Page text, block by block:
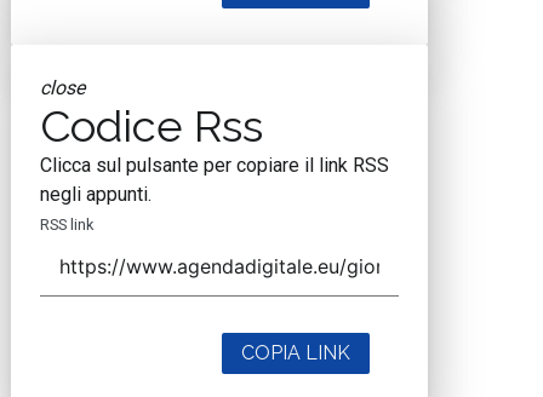
close
Codice Rss
Clicca sul pulsante per copiare il link RSS
negli appunti.
RSS link
COPIA LINK